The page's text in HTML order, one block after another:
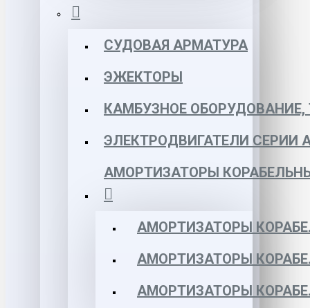
СУДОВАЯ АРМАТУРА
ЭЖЕКТОРЫ
КАМБУЗНОЕ
ЭЛЕКТРОДВИГАТЕЛИ СЕРИИ
АМОРТИЗАТОРЫ
АМОРТИЗАТОРЫ
АМОРТИЗАТОРЫ
АМОРТИЗАТОРЫ